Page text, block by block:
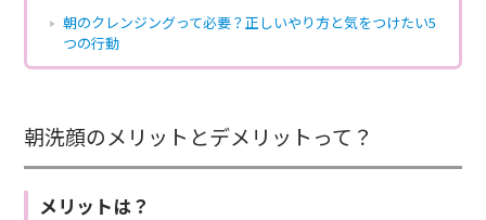
朝のクレンジングって必要？正しいやり方と気をつけたい5
つの行動
朝洗顔のメリットとデメリットって？
メリットは？